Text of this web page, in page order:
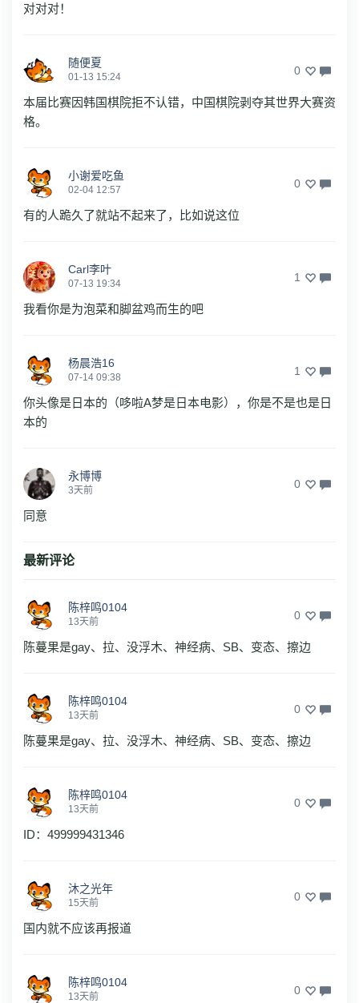
对对对！
随便夏
01-13 15:24 0
本届比赛因韩国棋院拒不认错，中国棋院剥夺其世界大赛资
格。
小谢爱吃鱼
02-04 12:57 0
有的人跪久了就站不起来了，比如说这位
Carl李叶
07-13 19:34 1
我看你是为泡菜和脚盆鸡而生的吧
杨晨浩16
07-14 09:38 1
你头像是日本的（哆啦A梦是日本电影），你是不是也是日
本的
永博博
3天前 0
同意
最新评论
陈梓鸣0104
13天前 0
陈蔓果是gay、拉、没浮木、神经病、SB、变态、擦边
陈梓鸣0104
13天前 0
陈蔓果是gay、拉、没浮木、神经病、SB、变态、擦边
陈梓鸣0104
13天前 0
ID：499999431346
沐之光年
15天前 0
国内就不应该再报道
陈梓鸣0104
13天前 0